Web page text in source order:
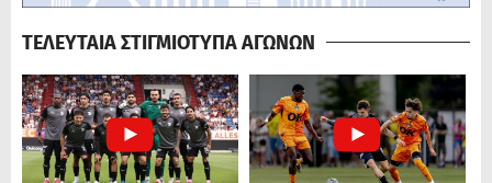
ΤΕΛΕΥΤΑΙΑ ΣΤΙΓΜΙΟΤΥΠΑ ΑΓΩΝΩΝ